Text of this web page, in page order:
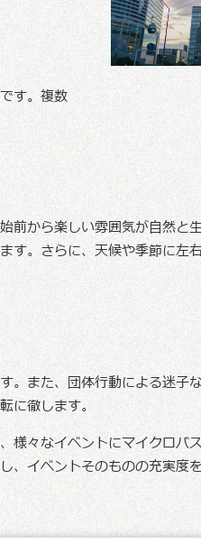
す。複数
前から楽しい雰囲気が自然と
す。さらに、天候や季節に左
。また、団体行動による迷子
に徹します。
様々なイベントにマイクロバ
イベントそのものの充実度